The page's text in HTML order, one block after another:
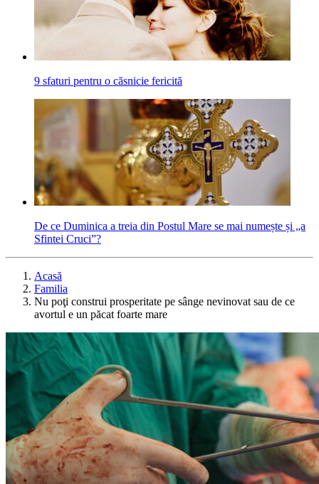
9 sfaturi pentru o căsnicie fericită
De ce Duminica a treia din Postul Mare se mai numește și „a
Sfintei Cruci”?
Acasă
Familia
Nu poţi construi prosperitate pe sânge nevinovat sau de ce
avortul e un păcat foarte mare